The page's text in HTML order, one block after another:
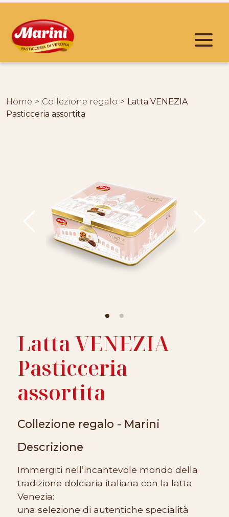
2276
Home Collezione regalo
Latta VENEZIA
Pasticceria assortita
Latta VENEZIA
Pasticceria
assortita
Collezione regalo - Marini
Descrizione
Immergiti nell’incantevole mondo della
tradizione dolciaria italiana con la latta
Venezia:
una selezione di autentiche specialità